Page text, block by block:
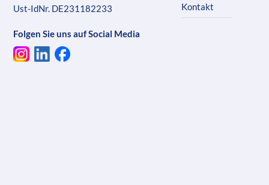
Ust-IdNr. DE231182233
Folgen Sie uns auf Social Media
Kontakt